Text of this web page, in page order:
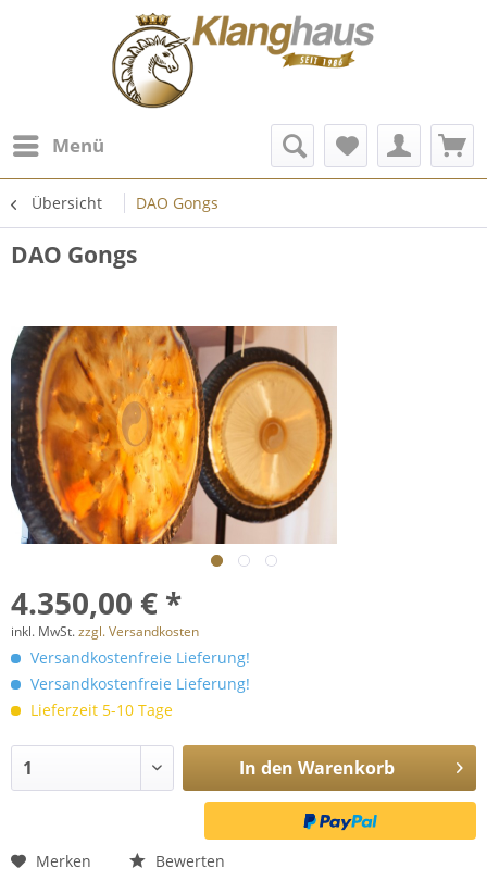
Menü
Übersicht DAO Gongs
DAO Gongs
4.350,00 € *
inkl. MwSt.zzgl. Versandkosten
Versandkostenfreie Lieferung!
Versandkostenfreie Lieferung!
Lieferzeit 5-10 Tage
In den Warenkorb
Merken Bewerten